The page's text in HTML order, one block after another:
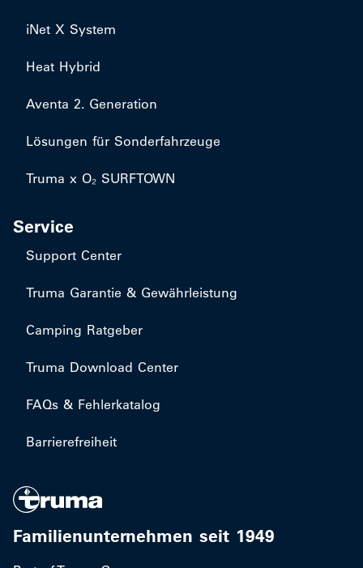
iNet X System
Heat Hybrid
Aventa 2. Generation
Lösungen für Sonderfahrzeuge
Truma x O₂ SURFTOWN
Service
Support Center
Truma Garantie & Gewährleistung
Camping Ratgeber
Truma Download Center
FAQs & Fehlerkatalog
Barrierefreiheit
Familienunternehmen seit 1949